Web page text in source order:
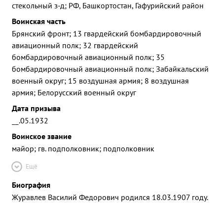
стекольный з-д; РФ, Башкортостан, Гафурийский район
Воинская часть
Брянский фронт; 13 гвардейский бомбардировочный
авиационный полк; 32 гвардейский
бомбардировочный авиационный полк; 35
бомбардировочный авиационный полк; Забайкальский
военный округ; 15 воздушная армия; 8 воздушная
армия; Белорусский военный округ
Дата призыва
__.05.1932
Воинское звание
майор; гв. подполковник; подполковник
Ещё
Биография
Журавлев Василий Федорович родился 18.03.1907 году.